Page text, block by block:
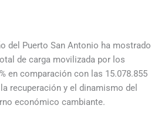
del Puerto San Antonio ha mostrado
de carga movilizada por los
en comparación con las 15.078.855
recuperación y el dinamismo del
económico cambiante.